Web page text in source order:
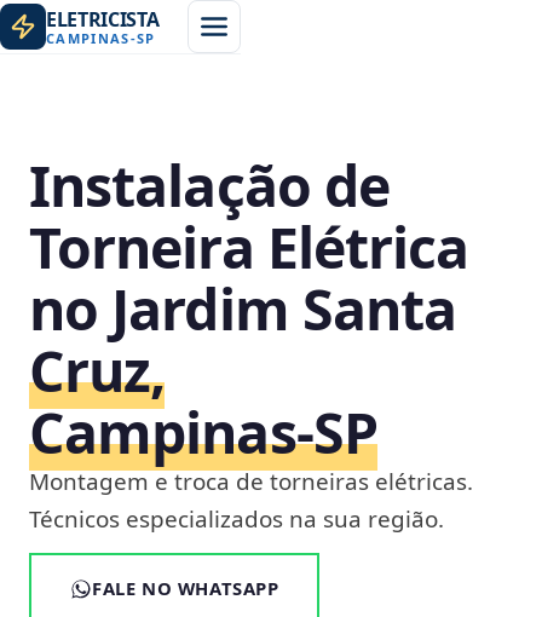
ELETRICISTA
CAMPINAS-SP
Instalação de
Torneira Elétrica
no Jardim Santa
Cruz,
Campinas‑SP
Montagem e troca de torneiras elétricas.
Técnicos especializados na sua região.
FALE NO WHATSAPP